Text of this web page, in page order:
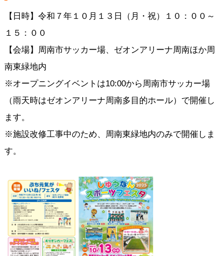
【日時】令和７年１０月１３日（月・祝）１０：００～
１５：００
【会場】周南市サッカー場、ゼオンアリーナ周南ほか周
南東緑地内
※オープニングイベントは10:00から周南市サッカー場
（雨天時はゼオンアリーナ周南多目的ホール）で開催し
ます。
※施設改修工事中のため、周南東緑地内のみで開催しま
す。